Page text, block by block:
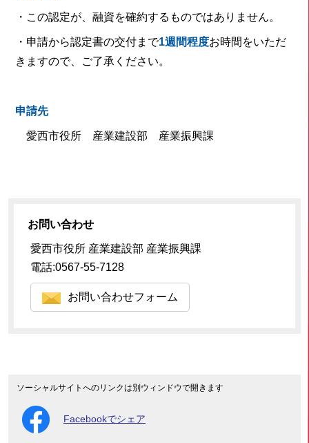
・この認定が、融資を確約するものではありません。
・申請から認定書の交付まで1週間程度お時間をいただ
きますので、ご了承ください。
申請先
愛西市役所 産業建設部 産業振興課
お問い合わせ
愛西市役所 産業建設部 産業振興課
電話:0567-55-7128
お問い合わせフォーム
ソーシャルサイトへのリンクは別ウィンドウで開きます
Facebookでシェア